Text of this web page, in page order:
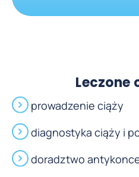
Leczone
prowadzenie ciąży
diagnostyka ciąży i
doradztwo